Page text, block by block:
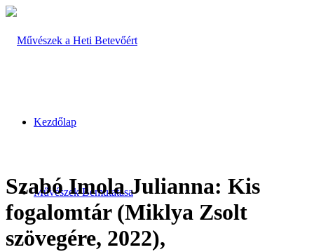
Kezdőlap
Művészek Bemutatása
Szabó Imola Julianna: Kis
fogalomtár (Miklya Zsolt
szövegére, 2022),